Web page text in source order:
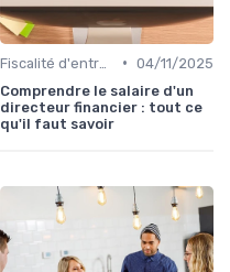
• 04/11/2025
Comprendre le salaire d'un
directeur financier : tout ce
qu'il faut savoir